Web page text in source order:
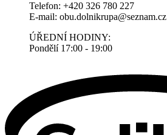
Telefon: +420 326 780 227
E-mail: obu.dolnikrupa@seznam.cz
ÚŘEDNÍ HODINY:
Pondělí 17:00 - 19:00